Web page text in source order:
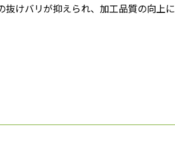
抜けバリが抑えられ、加工品質の向上に